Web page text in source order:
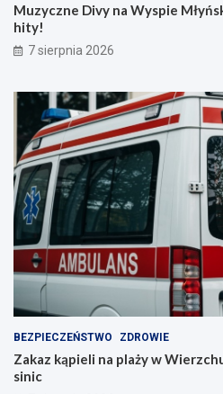
Muzyczne Divy na Wyspie
hity!
7 sierpnia 2026
BEZPIECZEŃSTWO ZDROWIE
Zakaz kąpieli na plaży w
sinic